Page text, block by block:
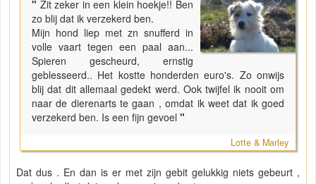
" Zit zeker in een klein hoekje!! Ben
zo blij dat ik verzekerd ben.
Mijn hond liep met zn snufferd in
volle vaart tegen een paal aan...
Spieren gescheurd, ernstig
geblesseerd.. Het kostte honderden euro's. Zo onwijs
blij dat dit allemaal gedekt werd. Ook twijfel ik nooit om
naar de dierenarts te gaan , omdat ik weet dat ik goed
verzekerd ben. Is een fijn gevoel "
Lotte & Marley
Dat dus . En dan is er met zijn gebit gelukkig niets gebeurt ,